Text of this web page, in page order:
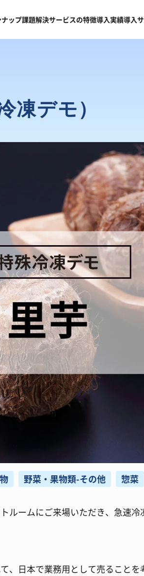
ップ課題解決サービスの特徴導入実績導入
凍デモ）
野菜・果物類-その他 惣菜
ルームにご来場いただき、急速
、日本で業務用として売ること